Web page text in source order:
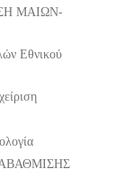
ΜΑΙΩΝ-
Εθνικού